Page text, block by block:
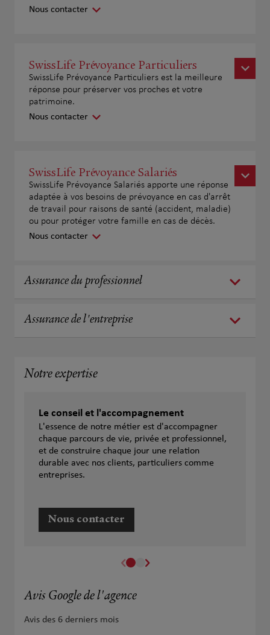
Nous contacter
SwissLife Prévoyance Particuliers
SwissLife Prévoyance Particuliers est la meilleure
réponse pour préserver vos proches et votre
patrimoine.
Nous contacter
SwissLife Prévoyance Salariés
SwissLife Prévoyance Salariés apporte une réponse
adaptée à vos besoins de prévoyance en cas d'arrêt
de travail pour raisons de santé (accident, maladie)
ou pour protéger votre famille en cas de décès.
Nous contacter
Assurance du professionnel
Assurance de l'entreprise
Notre expertise
Le conseil et l'accompagnement
L'essence de notre métier est d'accompagner
chaque parcours de vie, privée et professionnel,
et de construire chaque jour une relation
durable avec nos clients, particuliers comme
entreprises.
Nous contacter
Avis Google de l'agence
Avis des 6 derniers mois